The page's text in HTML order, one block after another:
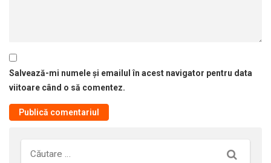
Salvează-mi numele și emailul în acest navigator pentru data
viitoare când o să comentez.
Căutare